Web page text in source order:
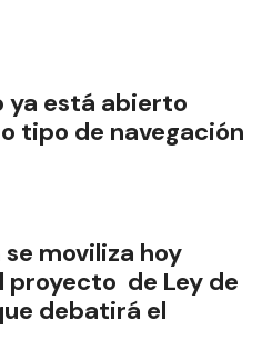
ya está abierto
tipo de navegación
se moviliza hoy
proyecto de Ley de
debatirá el